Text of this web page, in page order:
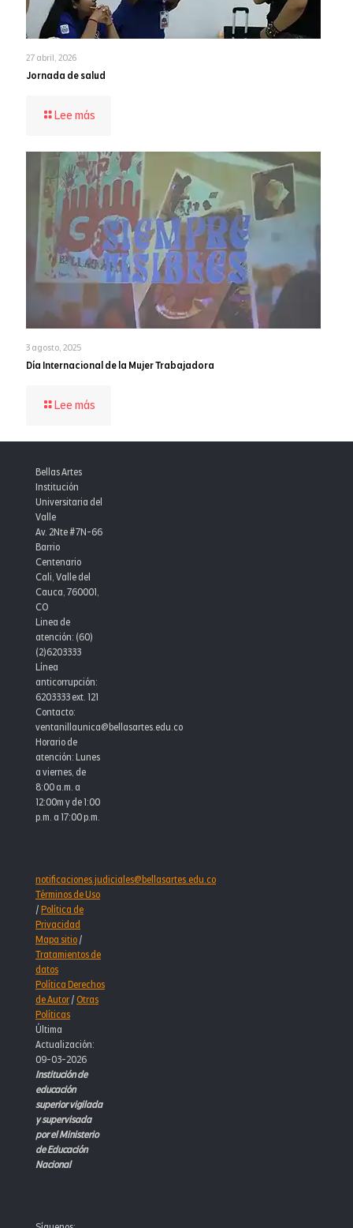
27 abril, 2026
Jornada de salud
Lee más
salud
3 agosto, 2025
Día Internacional de la Mujer Trabajadora
Lee más
Trabajadora
Bellas Artes
Institución
Universitaria del
Valle
Av. 2Nte #7N-66
Barrio
Centenario
Cali, Valle del
Cauca, 760001,
CO
Linea de
atención: (60)
(2)6203333
Línea
anticorrupción:
6203333 ext. 121
Contacto:
ventanillaunica@bellasartes.edu.co
Horario de
atención: Lunes
a viernes, de
8:00 a.m. a
12:00m y de 1:00
p.m. a 17:00 p.m.
notificaciones.judiciales@bellasartes.edu.co
Términos de Uso
/Política de
Privacidad
Mapa sitio/
Tratamientos de
datos
Política Derechos
de Autor/Otras
Políticas
Última
Actualización:
09-03-2026
Institución de
educación
superior vigilada
y supervisada
por el Ministerio
de Educación
Nacional